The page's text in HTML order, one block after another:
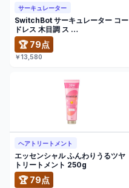
サーキュレーター
SwitchBot サーキュレーター コー
ドレス 木目調 ス …
🏆 79点
￥13,580
ヘアトリートメント
エッセンシャル ふんわりうるツヤ
トリートメント 250g
🏆 79点